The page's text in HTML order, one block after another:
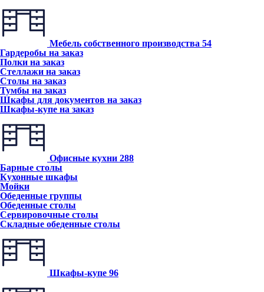
Мебель собственного производства 54
Гардеробы на заказ
Полки на заказ
Стеллажи на заказ
Столы на заказ
Тумбы на заказ
Шкафы для документов на заказ
Шкафы-купе на заказ
Офисные кухни 288
Барные столы
Кухонные шкафы
Мойки
Обеденные группы
Обеденные столы
Сервировочные столы
Складные обеденные столы
Шкафы-купе 96